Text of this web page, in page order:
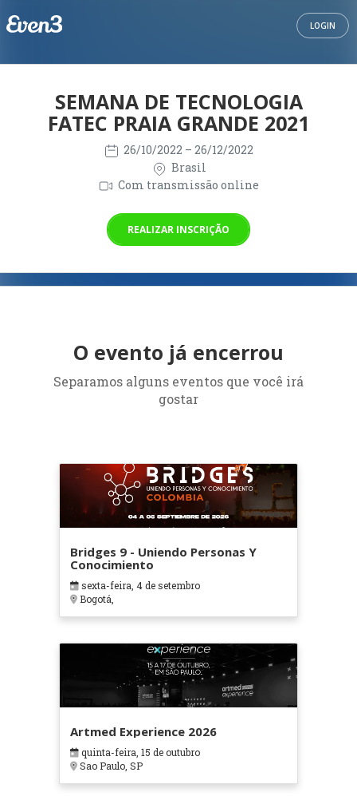
LOGIN
SEMANA DE TECNOLOGIA
FATEC PRAIA GRANDE 2021
26/10/2022 – 26/12/2022
Brasil
Com transmissão online
REALIZAR INSCRIÇÃO
O evento já encerrou
Separamos alguns eventos que você irá
gostar
Bridges 9 - Uniendo Personas Y
Conocimiento
sexta-feira, 4 de setembro
Bogotá,
Artmed Experience 2026
quinta-feira, 15 de outubro
Sao Paulo, SP